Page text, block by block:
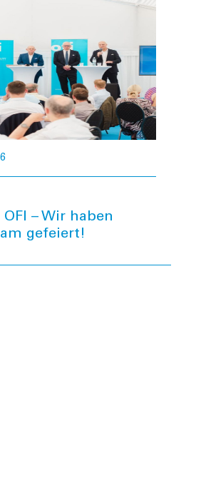
– Wir haben
gefeiert!